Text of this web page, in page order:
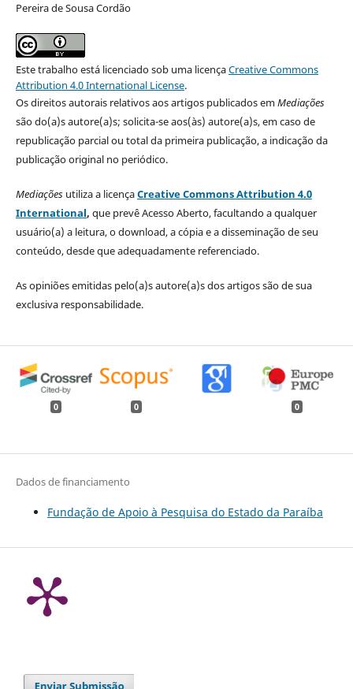
Pereira de Sousa Cordão
Este trabalho está licenciado sob uma licençaCreative Commons
Attribution 4.0 International License.
Os direitos autorais relativos aos artigos publicados emMediações
são do(a)s autore(a)s; solicita-se aos(às) autore(a)s, em caso de
republicação parcial ou total da primeira publicação, a indicação da
publicação original no periódico.
Mediaçõesutiliza a licençaCreative Commons Attribution 4.0
International, que prevê Acesso Aberto, facultando a qualquer
usuário(a) a leitura, o download, a cópia e a disseminação de seu
conteúdo, desde que adequadamente referenciado.
As opiniões emitidas pelo(a)s autore(a)s dos artigos são de sua
exclusiva responsabilidade.
0 0 0
Dados de financiamento
Fundação de Apoio à Pesquisa do Estado da Paraíba